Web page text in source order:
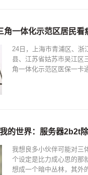
24日，上海市青浦区、浙
县、江苏省姑苏市吴江区
角一体化示范区医保一卡
我想良多小伙伴可能对三
个设定是比力成心思的那
想成一个暗中丛林，其外